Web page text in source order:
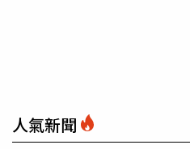
人氣新聞